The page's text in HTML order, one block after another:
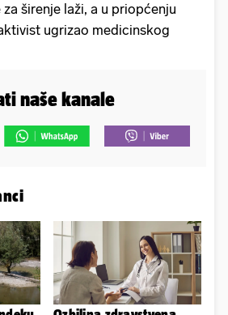
širenje laži, a u priopćenju
ugrizao medicinskog
naše kanale